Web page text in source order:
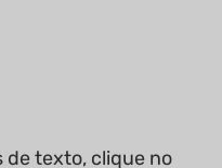
de texto, clique no